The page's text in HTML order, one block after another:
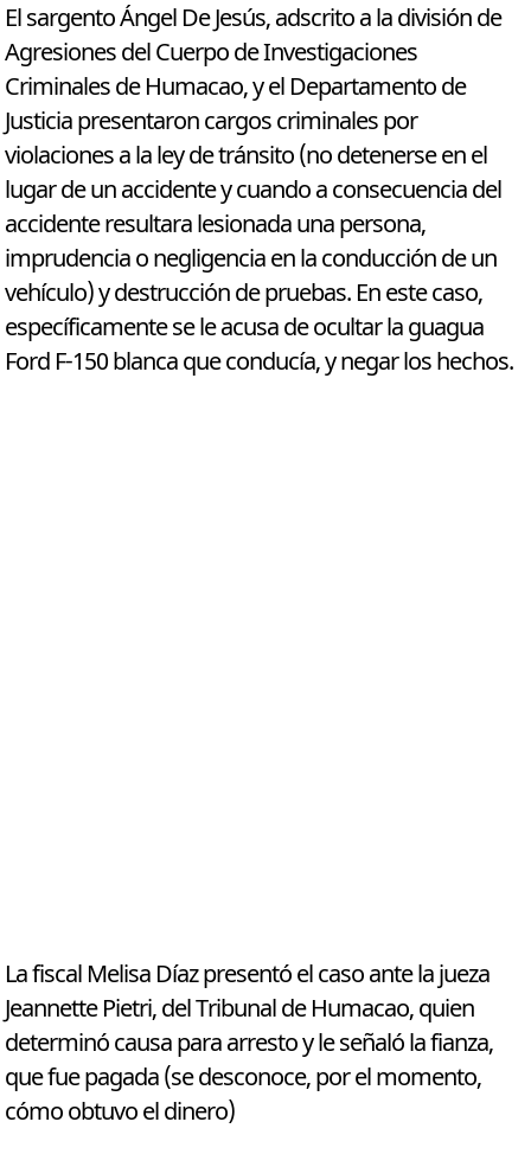
El sargento Ángel De Jesús, adscrito a la división de
Agresiones del Cuerpo de Investigaciones
Criminales de Humacao, y el Departamento de
Justicia presentaron cargos criminales por
violaciones a la ley de tránsito (no detenerse en el
lugar de un accidente y cuando a consecuencia del
accidente resultara lesionada una persona,
imprudencia o negligencia en la conducción de un
vehículo) y destrucción de pruebas. En este caso,
específicamente se le acusa de ocultar la guagua
Ford F-150 blanca que conducía, y negar los hechos.
La fiscal Melisa Díaz presentó el caso ante la jueza
Jeannette Pietri, del Tribunal de Humacao, quien
determinó causa para arresto y le señaló la fianza,
que fue pagada (se desconoce, por el momento,
cómo obtuvo el dinero)